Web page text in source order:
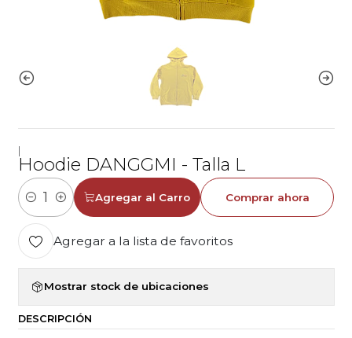
Hoodie DANGGMI - Talla L
Cantidad
Agregar al Carro Comprar ahora
Agregar a la lista de favoritos
Mostrar stock de ubicaciones
DESCRIPCIÓN